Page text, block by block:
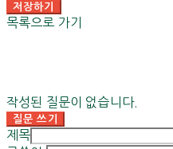
저장하기
목록으로 가기
작성된 질문이 없습니다.
질문 쓰기
제목